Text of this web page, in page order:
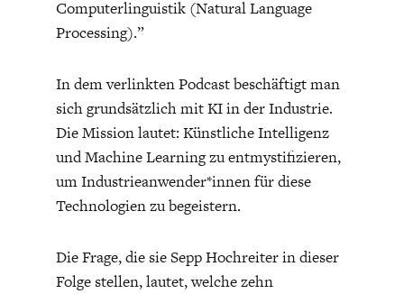
Computerlinguistik (Natural Language
Processing).”
In dem verlinkten Podcast beschäftigt man
sich grundsätzlich mit KI in der Industrie.
Die Mission lautet: Künstliche Intelligenz
und Machine Learning zu entmystifizieren,
um Industrieanwender*innen für diese
Technologien zu begeistern.
Die Frage, die sie Sepp Hochreiter in dieser
Folge stellen, lautet, welche zehn